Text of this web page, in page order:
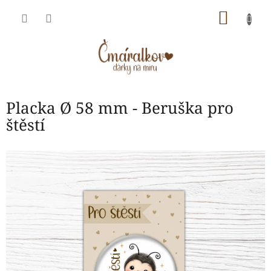
Placka Ø 58 mm - Beruška pro
štěstí